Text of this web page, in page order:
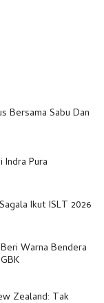
Bersama Sabu Dan
Pura
Ikut ISLT 2026
Warna Bendera
Zealand: Tak